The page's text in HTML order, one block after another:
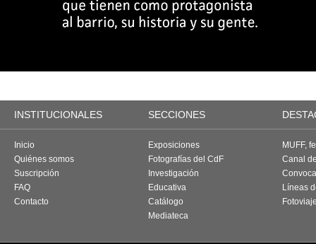
INSTITUCIONALES SECCIONES
Inicio
Quiénes somos
Suscripción
FAQ
Contacto
Exposiciones
Fotografías del CdF
Investigación
Educativa
Catálogo
Mediateca
MUFF,
Canal
Líneas